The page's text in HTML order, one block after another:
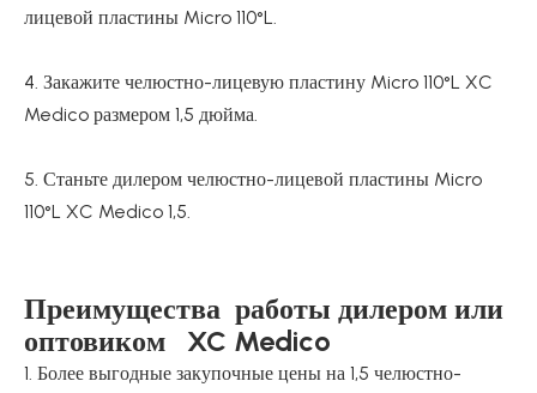
лицевой пластины Micro 110°L.
4. Закажите челюстно-лицевую пластину Micro 110°L XC
Medico размером 1,5 дюйма.
5. Станьте дилером челюстно-лицевой пластины Micro
110°L XC Medico 1,5.
Преимущества работы дилером или
оптовиком XC Medico
1. Более выгодные закупочные цены на 1,5 челюстно-